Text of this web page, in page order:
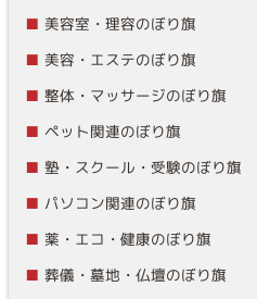
美容室・理容のぼり旗
美容・エステのぼり旗
整体・マッサージのぼり旗
ペット関連のぼり旗
塾・スクール・受験のぼり旗
パソコン関連のぼり旗
薬・エコ・健康のぼり旗
葬儀・墓地・仏壇のぼり旗